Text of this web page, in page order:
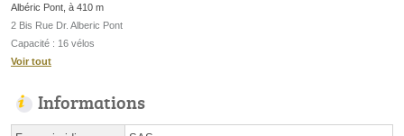
Albéric Pont, à 410 m
2 Bis Rue Dr. Alberic Pont
Capacité : 16 vélos
Voir tout
Informations